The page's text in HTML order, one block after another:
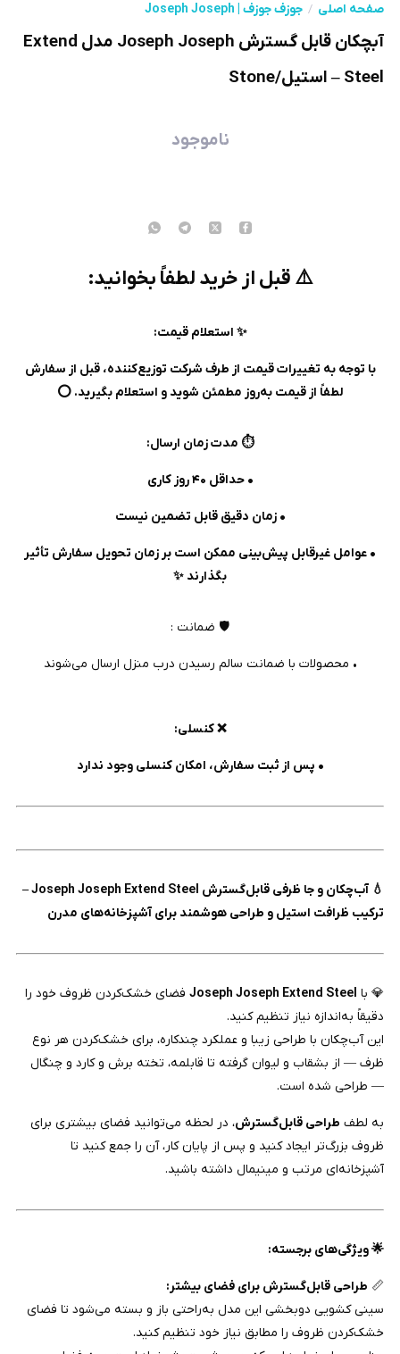
صفحه اصلی جوزف جوزف | Joseph Joseph
آبچکان قابل گسترش Joseph Joseph مدل Extend
Steel – استیل/Stone
ناموجود
⚠️ قبل از خرید لطفاً بخوانید:
✨ استعلام قیمت:
با توجه به تغییرات قیمت از طرف شرکت توزیع‌کننده، قبل از سفارش
لطفاً از قیمت به‌روز مطمئن شوید و استعلام بگیرید. ⭕️
⏱️ مدت زمان ارسال:
• حداقل ۴۰ روز کاری
• زمان دقیق قابل تضمین نیست
• عوامل غیرقابل پیش‌بینی ممکن است بر زمان تحویل سفارش تأثیر
بگذارند ✨
🛡️ ضمانت :
• محصولات با ضمانت سالم رسیدن درب منزل ارسال می‌شوند
❌ کنسلی:
• پس از ثبت سفارش، امکان کنسلی وجود ندارد
💧 آب‌چکان و جا ظرفی قابل‌گسترش Joseph Joseph Extend Steel –
ترکیب ظرافت استیل و طراحی هوشمند برای آشپزخانه‌های مدرن
💎 با Joseph Joseph Extend Steelفضای خشک‌کردن ظروف خود را
دقیقاً به‌اندازه نیاز تنظیم کنید.
این آب‌چکان با طراحی زیبا و عملکرد چندکاره، برای خشک‌کردن هر نوع
ظرف — از بشقاب و لیوان گرفته تا قابلمه، تخته برش و کارد و چنگال
— طراحی شده است.
به لطف طراحی قابل‌گسترش، در لحظه می‌توانید فضای بیشتری برای
ظروف بزرگ‌تر ایجاد کنید و پس از پایان کار، آن را جمع کنید تا
آشپزخانه‌ای مرتب و مینیمال داشته باشید.
🌟 ویژگی‌های برجسته:
📏 طراحی قابل‌گسترش برای فضای بیشتر:
سینی کشویی دو‌بخشی این مدل به‌راحتی باز و بسته می‌شود تا فضای
خشک‌کردن ظروف را مطابق نیاز خود تنظیم کنید.